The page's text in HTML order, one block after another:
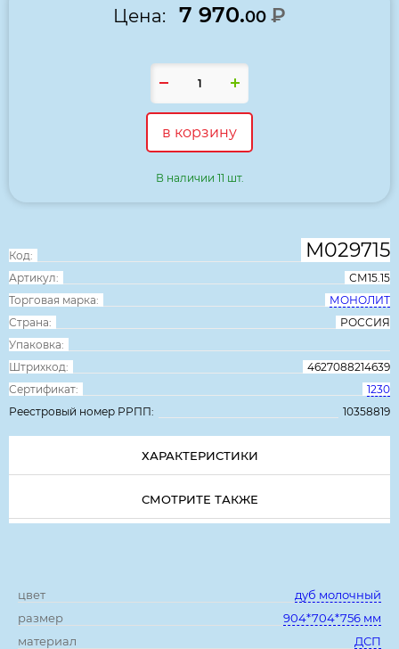
Код: М029715
Артикул:
СМ15.15
Торговая марка:
МОНОЛИТ
Страна:
РОССИЯ
Упаковка:
Штрихкод:
4627088214639
Сертификат:
1230
Реестровый номер РРПП:
10358819
Цена: 7 970.00 ₽
в корзину
В наличии 11 шт.
ХАРАКТЕРИСТИКИ
СМОТРИТЕ ТАКЖЕ
цвет
дуб молочный
размер
904*704*756 мм
материал
ДСП